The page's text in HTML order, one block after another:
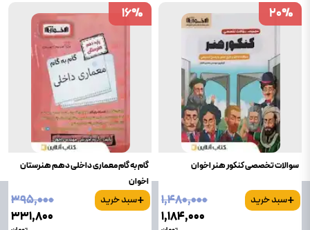
سوالات تخصصی کنکور هنر اخوان
+سبد خرید
۱٬۴۸۰٬۰۰۰
۱٬۱۸۴٬۰۰۰
20%
20%
گام به گام معماری داخلی دهم هنرستان
اخوان
+سبد خرید
۳۹۵٬۰۰۰
۳۳۱٬۸۰۰
16%
16%